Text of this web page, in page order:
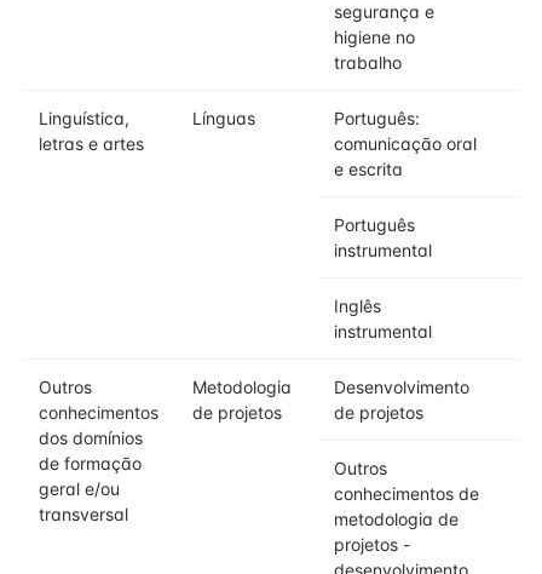
segurança e
higiene no
trabalho
Linguística,
letras e artes
Línguas
Português:
comunicação oral
e escrita
Português
instrumental
Inglês
instrumental
Outros
conhecimentos
dos domínios
de formação
geral e/ou
transversal
Metodologia
de projetos
Desenvolvimento
de projetos
Outros
conhecimentos de
metodologia de
projetos -
desenvolvimento